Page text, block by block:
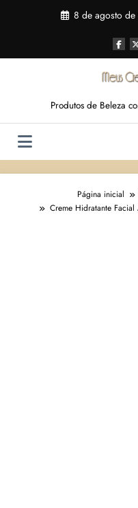
8 de agosto
Produtos de Beleza
Página inicial
Creme Hidratante